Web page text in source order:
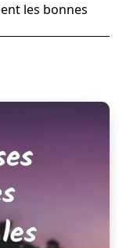
les bonnes